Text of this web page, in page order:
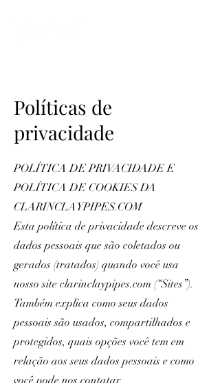
Políticas de
privacidade
POLÍTICA DE PRIVACIDADE E
POLÍTICA DE COOKIES DA
CLARINCLAYPIPES.COM
Esta política de privacidade descreve os
dados pessoais que são coletados ou
gerados (tratados) quando você usa
nosso site clarinclaypipes.com (“Sites”).
Também explica como seus dados
pessoais são usados, compartilhados e
protegidos, quais opções você tem em
relação aos seus dados pessoais e como
você pode nos contatar.